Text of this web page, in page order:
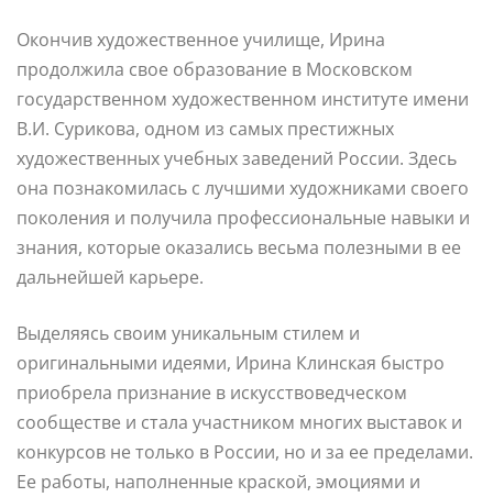
Окончив художественное училище, Ирина
продолжила свое образование в Московском
государственном художественном институте имени
В.И. Сурикова, одном из самых престижных
художественных учебных заведений России. Здесь
она познакомилась с лучшими художниками своего
поколения и получила профессиональные навыки и
знания, которые оказались весьма полезными в ее
дальнейшей карьере.
Выделяясь своим уникальным стилем и
оригинальными идеями, Ирина Клинская быстро
приобрела признание в искусствоведческом
сообществе и стала участником многих выставок и
конкурсов не только в России, но и за ее пределами.
Ее работы, наполненные краской, эмоциями и